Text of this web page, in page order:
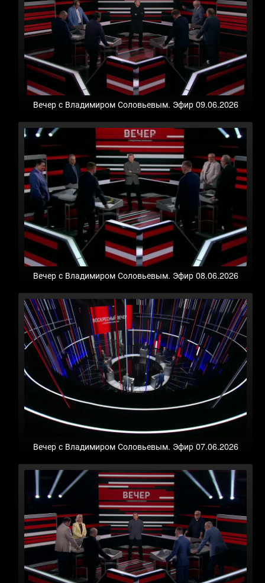
Вечер с Владимиром Соловьевым. Эфир 09.06.2026
Вечер с Владимиром Соловьевым. Эфир 08.06.2026
Вечер с Владимиром Соловьевым. Эфир 07.06.2026